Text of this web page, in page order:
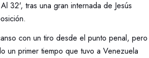
32', tras una gran internada de Jesús
con un tiro desde el punto penal, pero
un primer tiempo que tuvo a Venezuela